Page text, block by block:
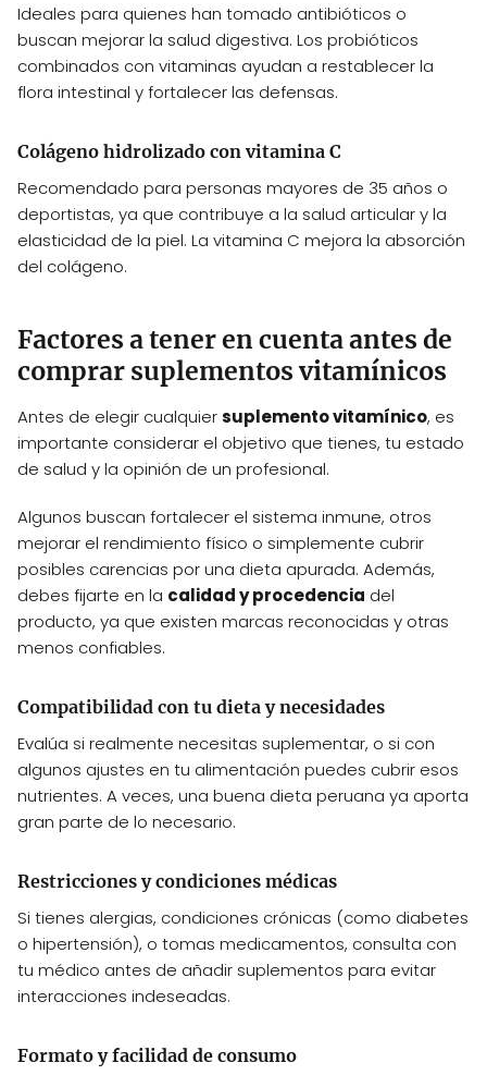
Ideales para quienes han tomado antibióticos o
buscan mejorar la salud digestiva. Los probióticos
combinados con vitaminas ayudan a restablecer la
flora intestinal y fortalecer las defensas.
Colágeno hidrolizado con vitamina C
Recomendado para personas mayores de 35 años o
deportistas, ya que contribuye a la salud articular y la
elasticidad de la piel. La vitamina C mejora la absorción
del colágeno.
Factores a tener en cuenta antes de
comprar suplementos vitamínicos
Antes de elegir cualquiersuplemento vitamínico, es
importante considerar el objetivo que tienes, tu estado
de salud y la opinión de un profesional.
Algunos buscan fortalecer el sistema inmune, otros
mejorar el rendimiento físico o simplemente cubrir
posibles carencias por una dieta apurada. Además,
debes fijarte en la calidad y procedencia del
producto, ya que existen marcas reconocidas y otras
menos confiables.
Compatibilidad con tu dieta y necesidades
Evalúa si realmente necesitas suplementar, o si con
algunos ajustes en tu alimentación puedes cubrir esos
nutrientes. A veces, una buena dieta peruana ya aporta
gran parte de lo necesario.
Restricciones y condiciones médicas
Si tienes alergias, condiciones crónicas (como diabetes
o hipertensión), o tomas medicamentos, consulta con
tu médico antes de añadir suplementos para evitar
interacciones indeseadas.
Formato y facilidad de consumo